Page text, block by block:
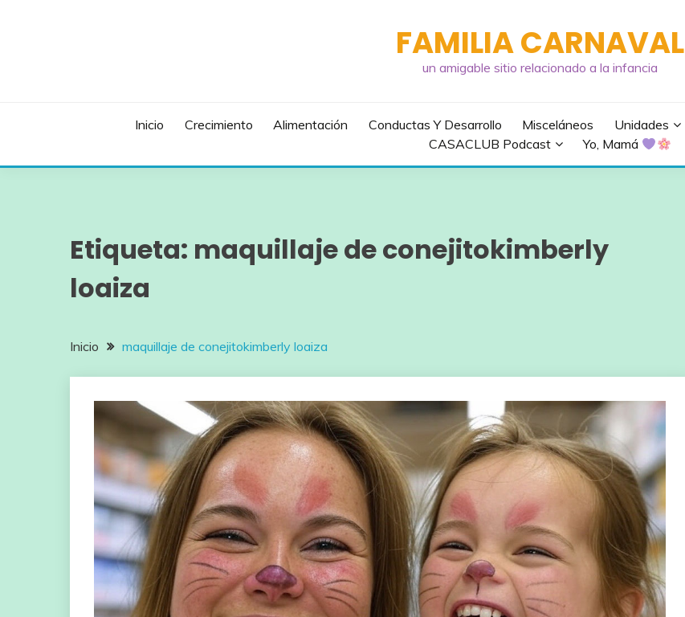
FAMILIA CARNAVAL
un amigable sitio relacionado a la infancia
Inicio Crecimiento Alimentación Conductas Y Desarrollo Misceláneos Unidades
CASACLUB Podcast
Yo, Mamá
Etiqueta: maquillaje de conejitokimberly
loaiza
Inicio maquillaje de conejitokimberly loaiza